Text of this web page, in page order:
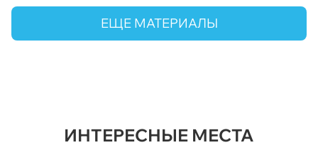
ЕЩЕ МАТЕРИАЛЫ
ИНТЕРЕСНЫЕ МЕСТА